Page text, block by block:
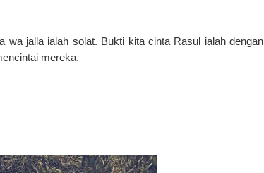
wa jalla ialah solat. Bukti kita cinta Rasul ialah dengan
mereka.